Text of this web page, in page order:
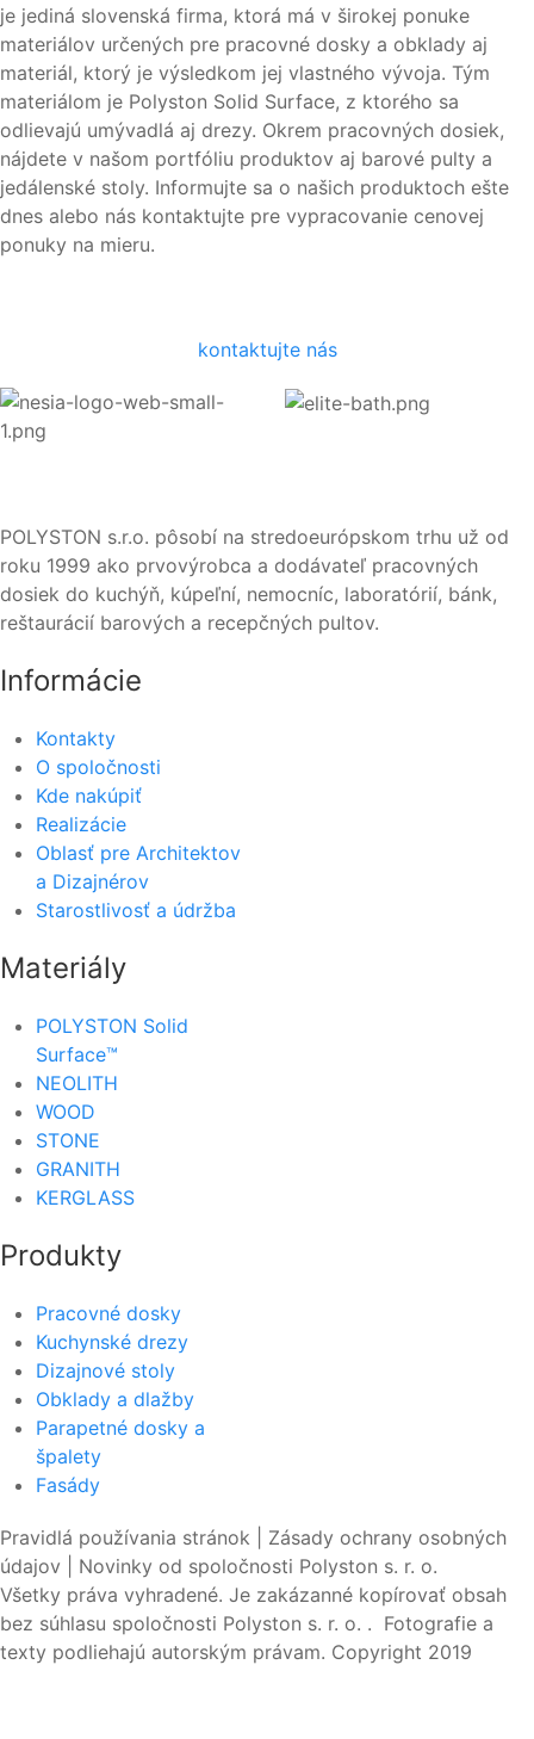
je jediná slovenská firma, ktorá má v širokej ponuke
materiálov určených pre pracovné dosky a obklady aj
materiál, ktorý je výsledkom jej vlastného vývoja. Tým
materiálom je Polyston Solid Surface, z ktorého sa
odlievajú umývadlá aj drezy. Okrem pracovných dosiek,
nájdete v našom portfóliu produktov aj barové pulty a
jedálenské stoly. Informujte sa o našich produktoch ešte
dnes alebo nás kontaktujte pre vypracovanie cenovej
ponuky na mieru.
kontaktujte nás
POLYSTON s.r.o. pôsobí na stredoeurópskom trhu už od
roku 1999 ako prvovýrobca a dodávateľ pracovných
dosiek do kuchýň, kúpeľní, nemocníc, laboratórií, bánk,
reštaurácií barových a recepčných pultov.
Informácie
Kontakty
O spoločnosti
Kde nakúpiť
Realizácie
Oblasť pre Architektov
a Dizajnérov
Starostlivosť a údržba
Materiály
POLYSTON Solid
Surface™
NEOLITH
WOOD
STONE
GRANITH
KERGLASS
Produkty
Pracovné dosky
Kuchynské drezy
Dizajnové stoly
Obklady a dlažby
Parapetné dosky a
špalety
Fasády
Pravidlá používania stránok | Zásady ochrany osobných
údajov | Novinky od spoločnosti Polyston s. r. o.
Všetky práva vyhradené. Je zakázanné kopírovať obsah
bez súhlasu spoločnosti Polyston s. r. o. . Fotografie a
texty podliehajú autorským právam. Copyright 2019